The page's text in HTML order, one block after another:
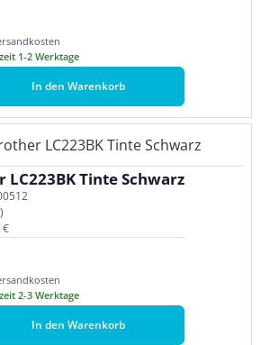
1-2 Werktage
In den Warenkorb
Tinte Schwarz
€
2-3 Werktage
In den Warenkorb